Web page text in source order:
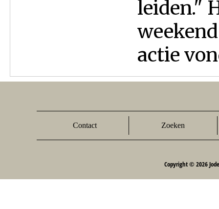
leiden."
actie
Contact Zoeken
Copyright © 2026